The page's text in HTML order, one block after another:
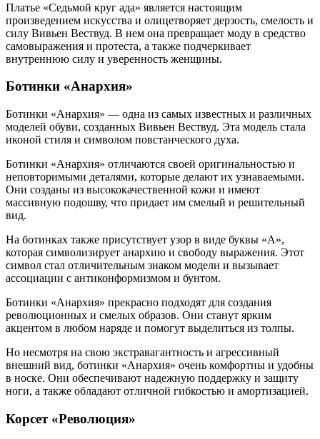
Платье «Седьмой круг ада» является настоящим
произведением искусства и олицетворяет дерзость, смелость и
силу Вивьен Вествуд. В нем она превращает моду в средство
самовыражения и протеста, а также подчеркивает
внутреннюю силу и уверенность женщины.
Ботинки «Анархия»
Ботинки «Анархия» — одна из самых известных и различных
моделей обуви, созданных Вивьен Вествуд. Эта модель стала
иконой стиля и символом повстанческого духа.
Ботинки «Анархия» отличаются своей оригинальностью и
неповторимыми деталями, которые делают их узнаваемыми.
Они созданы из высококачественной кожи и имеют
массивную подошву, что придает им смелый и решительный
вид.
На ботинках также присутствует узор в виде буквы «A»,
которая символизирует анархию и свободу выражения. Этот
символ стал отличительным знаком модели и вызывает
ассоциации с антиконформизмом и бунтом.
Ботинки «Анархия» прекрасно подходят для создания
революционных и смелых образов. Они станут ярким
акцентом в любом наряде и помогут выделиться из толпы.
Но несмотря на свою экстравагантность и агрессивный
внешний вид, ботинки «Анархия» очень комфортны и удобны
в носке. Они обеспечивают надежную поддержку и защиту
ноги, а также обладают отличной гибкостью и амортизацией.
Корсет «Революция»